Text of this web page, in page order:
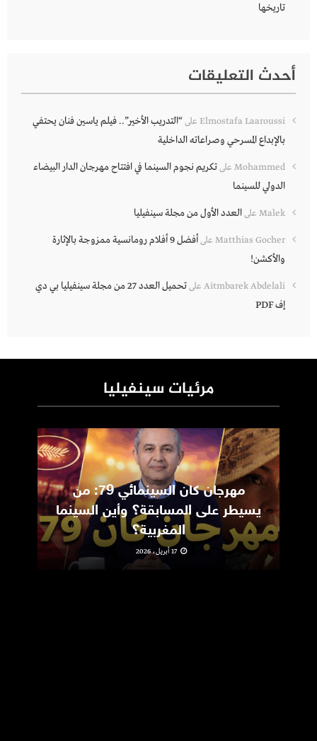
تاريخها
أحدث التعليقات
Elmostafa Laaroussi على“التدريب الأخير”.. فيلم ياسين فنان يحتفي
بالإبداع المسرحي وصراعاته الداخلية
Mohammed علىتكريم نجوم السينما في افتتاح مهرجان الدار البيضاء
الدولي للسينما
Malek علىالعدد الأول من مجلة سينفيليا
Matthias Gocher على
أفضل 9 أفلام رومانسية ممزوجة بالإثارة
والأكشن!
Aitmbarek Abdelali على
تحميل العدد 27 من مجلة سينفيليا بي دي
إف PDF
مرئيات سينفيليا
مهرجان كان السينمائي 79: من
يسيطر على المسابقة؟ وأين السينما
المغربية؟
17 أبريل، 2026